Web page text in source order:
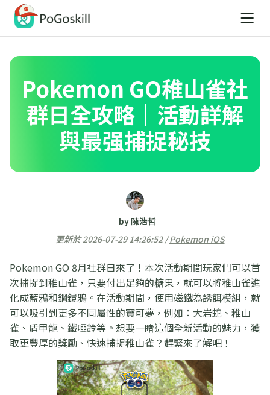
Pokemon GO稚山雀社
群日全攻略｜活動詳解
與最强捕捉秘技
by 陳浩哲
更新於 2026-07-29 14:26:52 /Pokemon iOS
Pokemon GO 8月社群日來了！本次活動期間玩家們可以首
次捕捉到稚山雀，只要付出足夠的糖果，就可以將稚山雀進
化成藍鴉和鋼鎧鴉。在活動期間，使用磁鐵為誘餌模組，就
可以吸引到更多不同屬性的寶可夢，例如：大岩蛇、稚山
雀、盾甲龍、鐵啞鈴等。想要一睹這個全新活動的魅力，獲
取更豐厚的獎勵、快速捕捉稚山雀？趕緊來了解吧！